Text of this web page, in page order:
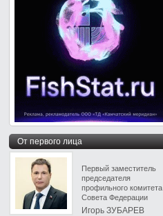
От первого лица
Первый заместитель
председателя
профильного комитета
Совета Федерации
Игорь ЗУБАРЕВ